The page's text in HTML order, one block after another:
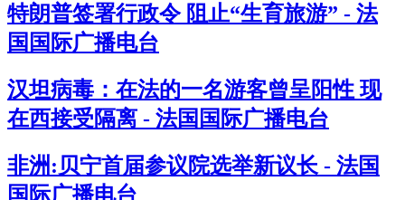
特朗普签署行政令 阻止“生育旅游” - 法
国国际广播电台
汉坦病毒：在法的一名游客曾呈阳性 现
在西接受隔离 - 法国国际广播电台
非洲:贝宁首届参议院选举新议长 - 法国
国际广播电台